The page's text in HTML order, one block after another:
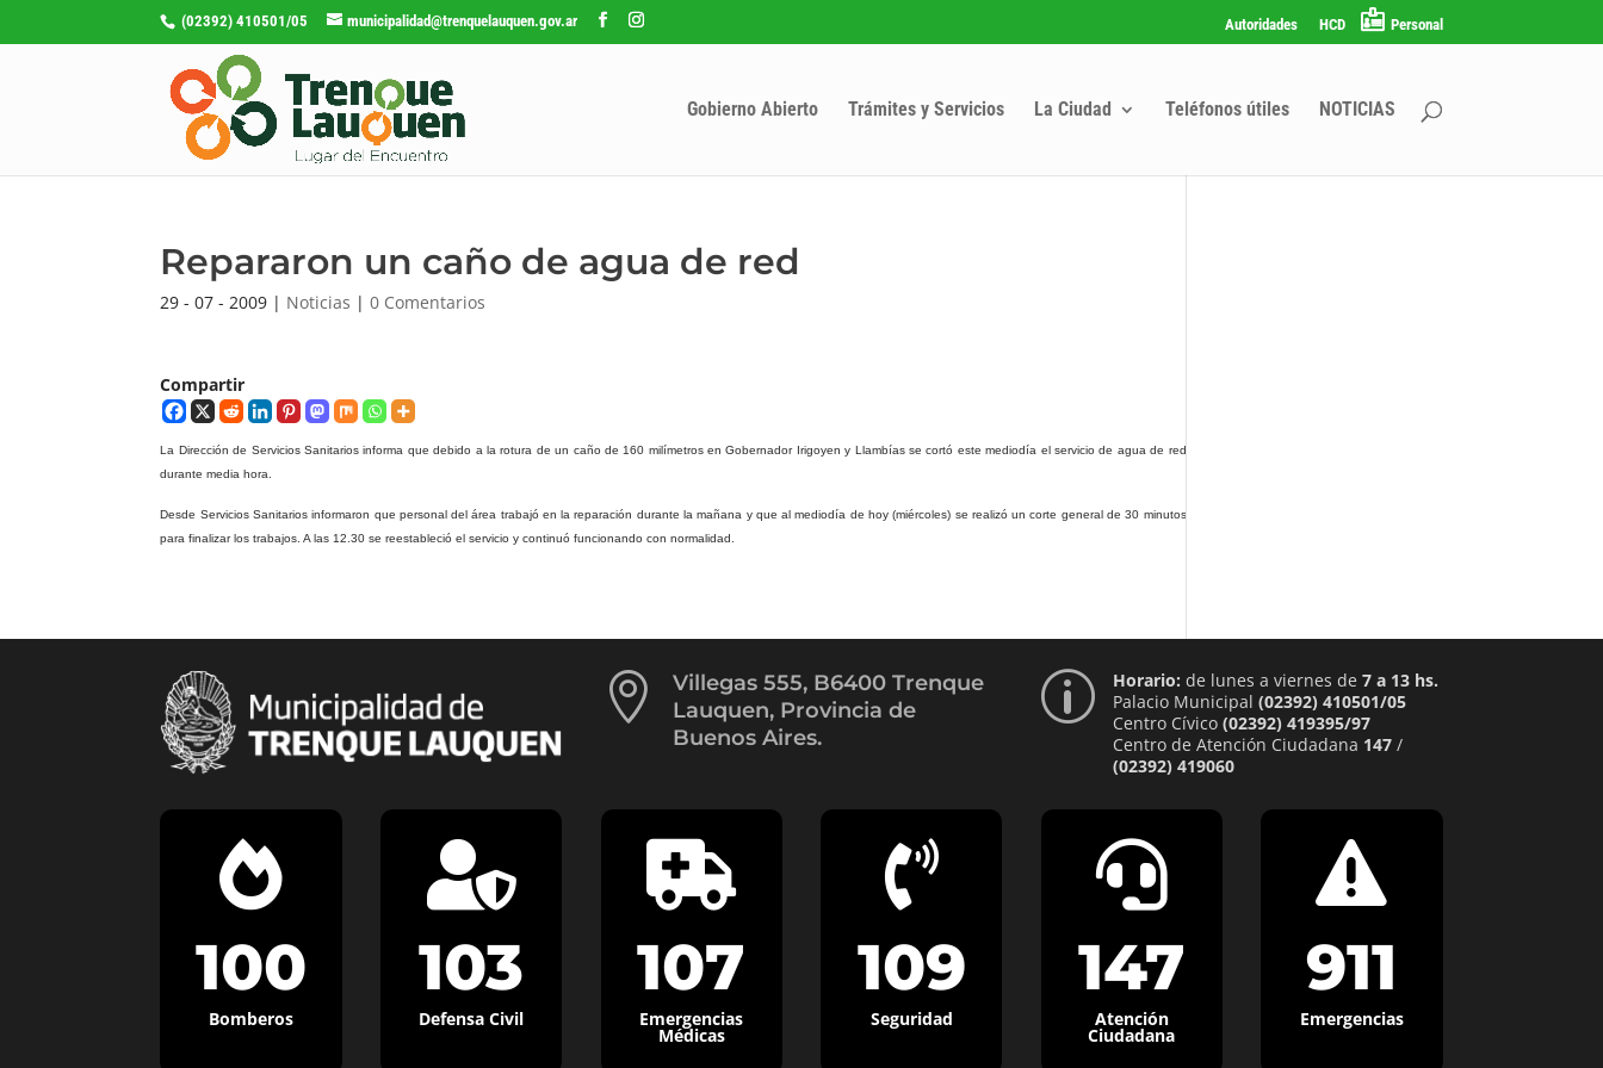
(02392) 410501/05 municipalidad@trenquelauquen.gov.ar Autoridades HCD Personal
Gobierno Abierto Trámites y Servicios La Ciudad Teléfonos útiles NOTICIAS
Repararon un caño de agua de red
29 - 07 - 2009 | Noticias |0 Comentarios
Compartir
La Dirección de Servicios Sanitarios informa que debido a la rotura de un caño de 160 milímetros en Gobernador Irigoyen y Llambías se cortó este mediodía el servicio de agua de red
durante media hora.
Desde Servicios Sanitarios informaron que personal del área trabajó en la reparación durante la mañana y que al mediodía de hoy (miércoles) se realizó un corte general de 30 minutos
para finalizar los trabajos. A las 12.30 se reestableció el servicio y continuó funcionando con normalidad.

Villegas 555, B6400 Trenque
Lauquen, Provincia de
Buenos Aires.
p Horario: de lunes a viernes de 7 a 13 hs.
Palacio Municipal (02392) 410501/05
Centro Cívico (02392) 419395/97
Centro de Atención Ciudadana 147/
(02392) 419060

100
Bomberos

103
Defensa Civil

107
Emergencias
Médicas

109
Seguridad

147
Atención
Ciudadana

911
Emergencias